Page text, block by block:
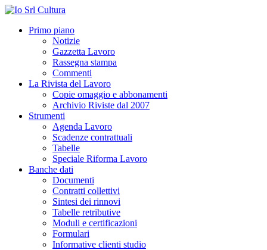
Primo piano
Notizie
Gazzetta Lavoro
Rassegna stampa
Commenti
La Rivista del Lavoro
Copie omaggio e abbonamenti
Archivio Riviste dal 2007
Strumenti
Agenda Lavoro
Scadenze contrattuali
Tabelle
Speciale Riforma Lavoro
Banche dati
Documenti
Contratti collettivi
Sintesi dei rinnovi
Tabelle retributive
Moduli e certificazioni
Formulari
Informative clienti studio